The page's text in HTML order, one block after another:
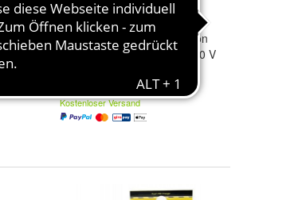
Berenstargh Dual-LCD
Kamera-Akkuladegerät Nikon
EN-EL25 Z30 Z50 Z fc – 100 V
Kostenloser Versand